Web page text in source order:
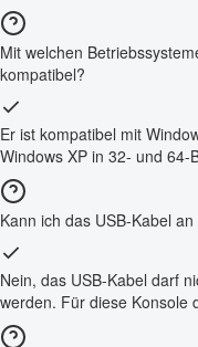
Mit welchen
kompatibel?
Er ist kompatibel mit
Windows XP in 32- und 64-
Kann ich das USB-Kabel
Nein, das USB-Kabel darf
werden. Für diese Konsole